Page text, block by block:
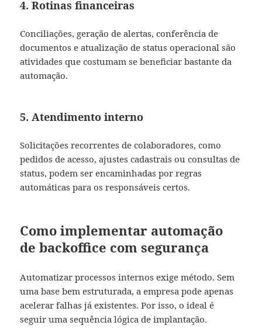
4. Rotinas financeiras
Conciliações, geração de alertas, conferência de
documentos e atualização de status operacional são
atividades que costumam se beneficiar bastante da
automação.
5. Atendimento interno
Solicitações recorrentes de colaboradores, como
pedidos de acesso, ajustes cadastrais ou consultas de
status, podem ser encaminhadas por regras
automáticas para os responsáveis certos.
Como implementar automação
de backoffice com segurança
Automatizar processos internos exige método. Sem
uma base bem estruturada, a empresa pode apenas
acelerar falhas já existentes. Por isso, o ideal é
seguir uma sequência lógica de implantação.